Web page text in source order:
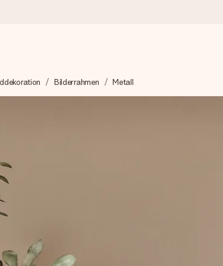
vor und schicken es blitzschnell – damit du es
Kunden bewerten uns mit 4,8 bei Google Reviews
Uhr
Uhr
Bilderrahmen Metall